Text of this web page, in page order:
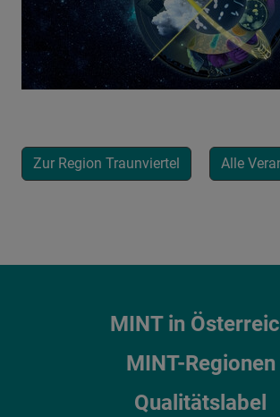
Zur Region Traunviertel Alle
MINT in
MINT-Regionen
Qualitätslabel